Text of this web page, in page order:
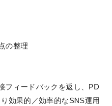
の整理
フィードバックを返し、PD
効果的／効率的なSNS運用